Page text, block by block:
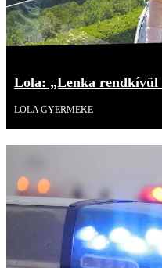
Lola: „Lenka rendkívül
LOLA GYERMEKE